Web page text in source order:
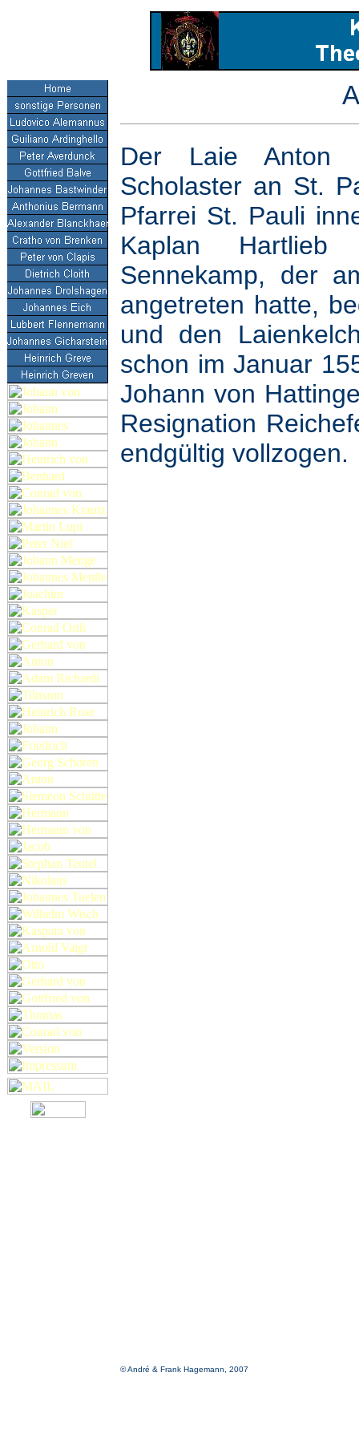
Der Laie Anton
Scholaster an St.
Pfarrei St. Pauli
Kaplan Hartlieb
Sennekamp, der
angetreten hatte,
und den
schon im Januar
Johann von
Resignation
endgültig vollzogen.
© André & Frank Hagemann, 2007